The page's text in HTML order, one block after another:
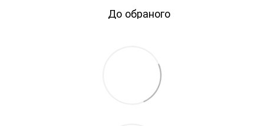
До обраного